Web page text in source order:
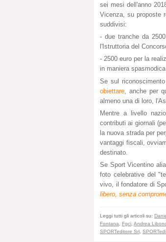
sei mesi dell'anno
Vicenza, su proposte
suddivisi:
- due tranche da
l'Istruttoria del
- 2500 euro per la
in maniera
Se sul
obiettare , anche per
almeno una di loro,
Mentre a livello
contributi ai giornali
la nuova strada per
vantaggi fiscali,
destinato.
Se Sport Vicentino
foto celebrative del
vivo, il fondatore di
libero, senza
Leggi tutti gli articoli su:
Fontana
Fgci Andrea
SPORTeditore Srl